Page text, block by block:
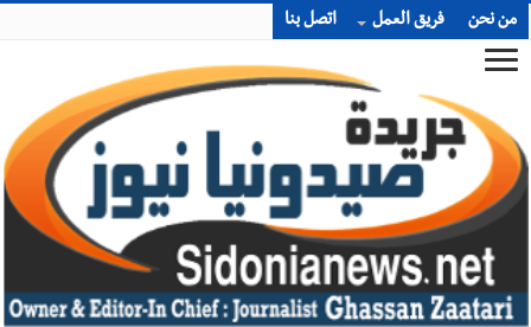
من نحن فريق العمل اتصل بنا